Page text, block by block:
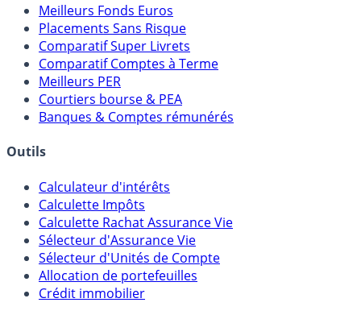
Meilleures Assurances-Vie
Meilleurs Fonds Euros
Placements Sans Risque
Comparatif Super Livrets
Comparatif Comptes à Terme
Meilleurs PER
Banques & Comptes rémunérés
Outils
Calculateur d'intérêts
Calculette Impôts
Calculette Rachat Assurance Vie
Sélecteur d'Assurance Vie
Sélecteur d'Unités de Compte